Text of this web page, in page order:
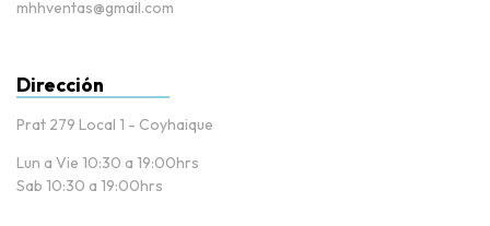
mhhventas@gmail.com
Dirección
Prat 279 Local 1 - Coyhaique
Lun a Vie 10:30 a 19:00hrs
Sab 10:30 a 19:00hrs